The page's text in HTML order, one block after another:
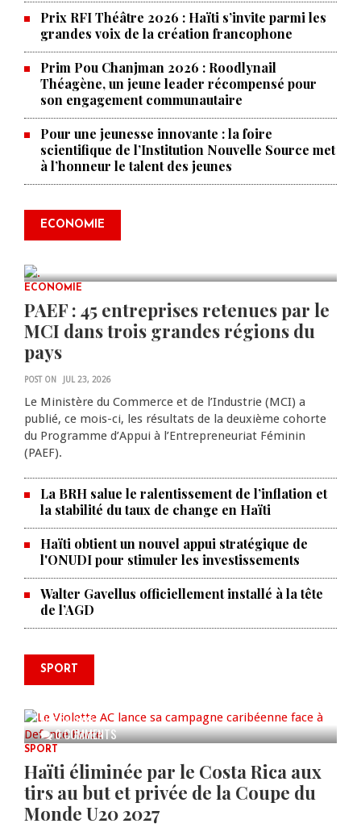
Prix RFI Théâtre 2026 : Haïti s’invite parmi les
grandes voix de la création francophone
Prim Pou Chanjman 2026 : Roodlynail
Théagène, un jeune leader récompensé pour
son engagement communautaire
Pour une jeunesse innovante : la foire
scientifique de l’Institution Nouvelle Source met
à l’honneur le talent des jeunes
ECONOMIE
0 COMMENTS
Produire le savoir pour
2ᵉ édition de ses Journées
scientifiques
ECONOMIE
PAEF : 45 entreprises retenues par le
MCI dans trois grandes régions du
pays
POST ON JUL 23, 2026
Le Ministère du Commerce et de l’Industrie (MCI) a
publié, ce mois-ci, les résultats de la deuxième cohorte
du Programme d’Appui à l’Entrepreneuriat Féminin
(PAEF).
La BRH salue le ralentissement de l’inflation et
la stabilité du taux de change en Haïti
Haïti obtient un nouvel appui stratégique de
l'ONUDI pour stimuler les investissements
Walter Gavellus officiellement installé à la tête
de l’AGD
SPORT
0 COMMENTS
Le Violette AC lance sa campagne
AUG 04, 2026
SPORT
Haïti éliminée par le Costa Rica aux
tirs au but et privée de la Coupe du
Monde U20 2027